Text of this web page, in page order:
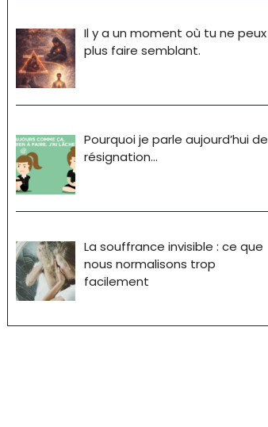
Il y a un moment où tu ne peux
plus faire semblant.
Pourquoi je parle aujourd’hui de
résignation…
La souffrance invisible : ce que
nous normalisons trop
facilement